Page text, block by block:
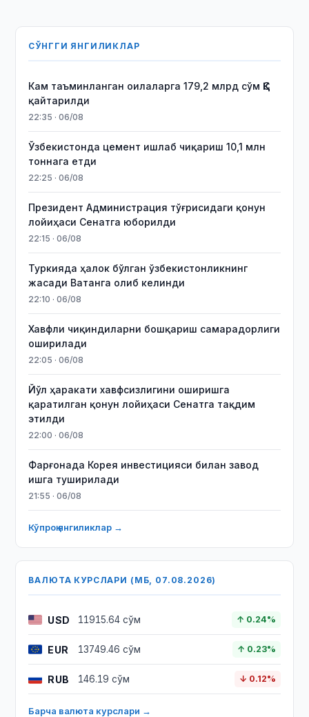
СЎНГГИ ЯНГИЛИКЛАР
Кам таъминланган оилаларга 179,2 млрд сўм ҚҚС
қайтарилди
22:35 · 06/08
Ўзбекистонда цемент ишлаб чиқариш 10,1 млн
тоннага етди
22:25 · 06/08
Президент Администрация тўғрисидаги қонун
лойиҳаси Сенатга юборилди
22:15 · 06/08
Туркияда ҳалок бўлган ўзбекистонликнинг
жасади Ватанга олиб келинди
22:10 · 06/08
Хавфли чиқиндиларни бошқариш самарадорлиги
оширилади
22:05 · 06/08
Йўл ҳаракати хавфсизлигини оширишга
қаратилган қонун лойиҳаси Сенатга тақдим
этилди
22:00 · 06/08
Фарғонада Корея инвестицияси билан завод
ишга туширилади
21:55 · 06/08
Кўпроқ янгиликлар →
ВАЛЮТА КУРСЛАРИ (МБ, 07.08.2026)
USD 11915.64 сўм ↑ 0.24%
EUR 13749.46 сўм ↑ 0.23%
RUB 146.19 сўм ↓ 0.12%
Барча валюта курслари →